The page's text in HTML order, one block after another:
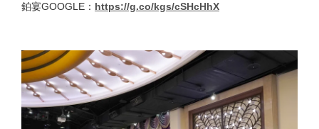
鉑宴GOOGLE： https://g.co/kgs/cSHcHhX